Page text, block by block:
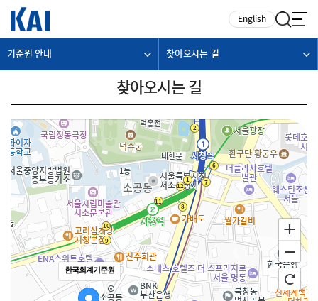
English
기준원 안내 찾아오시는 길
찾아오시는 길
한국회계기준원